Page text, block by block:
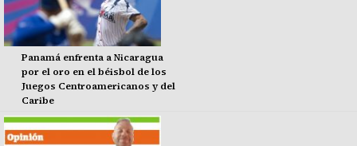
Panamá enfrenta a Nicaragua
por el oro en el béisbol de los
Juegos Centroamericanos y del
Caribe